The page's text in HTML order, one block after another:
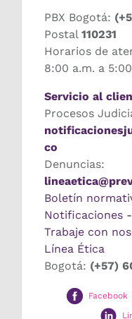
PBX Bogotá:
Postal 110231
Horarios de
8:00 a.m. a
Servicio al
Procesos
co
Denuncias:
Boletín
Notificaciones -
Trabaje con
Línea Ética
Bogotá: (+57)
Facebook